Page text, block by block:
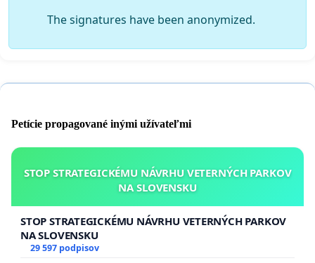
The signatures have been anonymized.
Petície propagované inými užívateľmi
STOP STRATEGICKÉMU NÁVRHU VETERNÝCH PARKOV
NA SLOVENSKU
STOP STRATEGICKÉMU NÁVRHU VETERNÝCH PARKOV
NA SLOVENSKU
29 597 podpisov